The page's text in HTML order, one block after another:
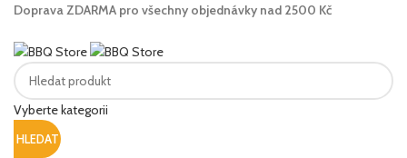
Doprava ZDARMA pro všechny objednávky nad 2500 Kč
Vyberte kategorii
HLEDAT